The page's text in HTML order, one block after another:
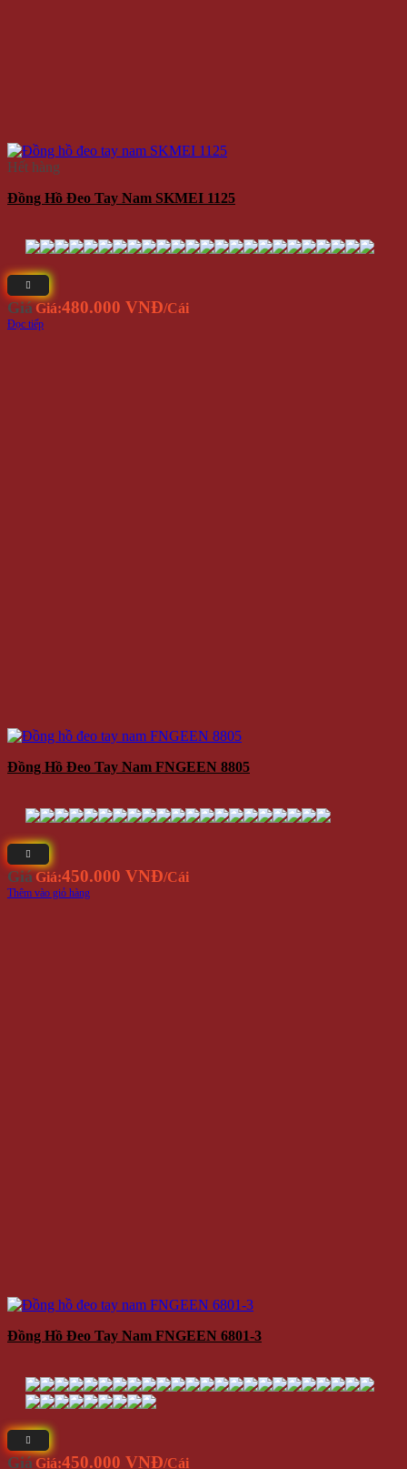
Hết hàng
Đồng Hồ Đeo Tay Nam SKMEI 1125
Giá Giá:480.000 VNĐ/Cái
Đọc tiếp
Đồng Hồ Đeo Tay Nam FNGEEN 8805
Giá Giá:450.000 VNĐ/Cái
Thêm vào giỏ hàng
Đồng Hồ Đeo Tay Nam FNGEEN 6801-3
Giá Giá:450.000 VNĐ/Cái